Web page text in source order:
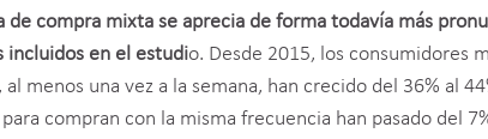
compra mixta se aprecia de forma todavía más
incluidos en el estudio. Desde 2015, los consumidores
menos una vez a la semana, han crecido del 36% al
para compran con la misma frecuencia han pasado del